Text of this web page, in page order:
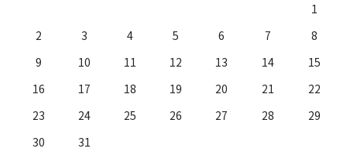
1
2
3 4 5 6 7
8
9
10 11 12 13 14
15
16
17 18 19 20 21
22
23
24 25 26 27 28
29
30
31